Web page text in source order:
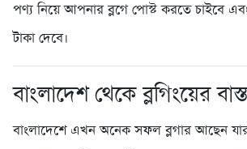
পণ্য নিয়ে আপনার ব্লগে পোস্ট করতে চাইবে
টাকা দেবে।
বাংলাদেশ থেকে ব্লগিংয়ের
বাংলাদেশে এখন অনেক সফল ব্লগার আছেন